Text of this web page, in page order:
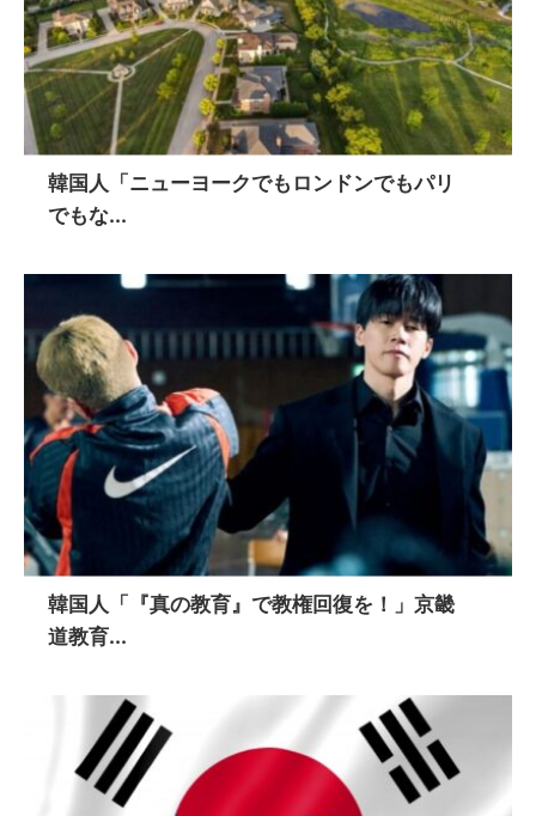
韓国人「ニューヨークでもロンドンでもパリ
でもな...
韓国人「『真の教育』で教権回復を！」京畿
道教育...